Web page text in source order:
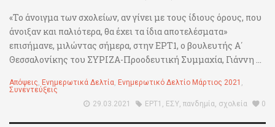
«Το άνοιγμα των σχολείων, αν γίνει με τους ίδιους όρους, που
άνοιξαν και παλιότερα, θα έχει τα ίδια αποτελέσματα»
επισήμανε, μιλώντας σήμερα, στην ΕΡΤ1, ο βουλευτής Α΄
Θεσσαλονίκης του ΣΥΡΙΖΑ-Προοδευτική Συμμαχία, Γιάννη ...
Απόψεις, Ενημερωτικά Δελτία, Ενημερωτικό Δελτίο Μάρτιος 2021 ,
Συνεντεύξεις
29.03.2021
ΕΡΤ1 , ΕΣΥ, πανδημία, σχολεία 0